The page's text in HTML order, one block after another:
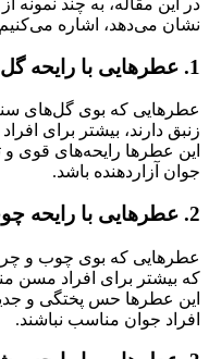
نشان می‌دهد، اشاره
1. عطرهایی با رایحه گل‌های سنگین:
عطرهایی که بوی گل‌های
زنبق دارند، بیشتر برای
این عطرها رایحه‌های قوی و
جوان آزاردهنده باشد.
2. عطرهایی با رایحه چوب و چرم:
عطرهایی که بوی چوب و چرم
که بیشتر برای افراد مسن
این عطرها حس پختگی و
افراد جوان مناسب نباشند.